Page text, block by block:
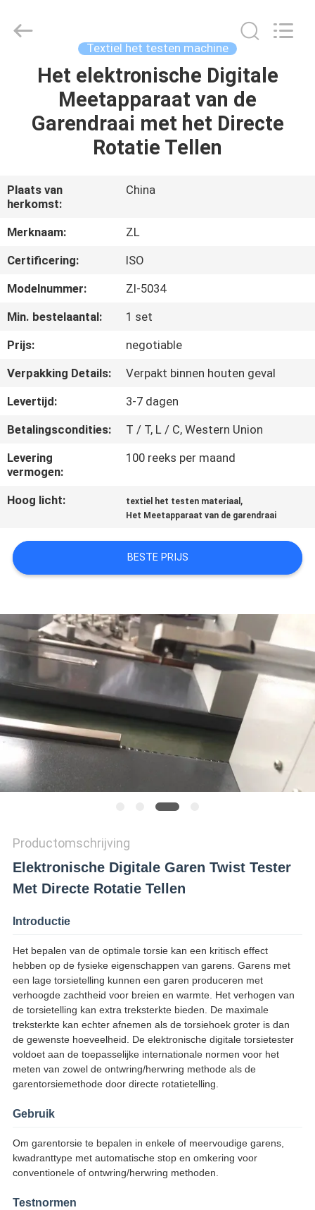
HUIS
PRODUCTEN
ONGEVEER
ONS
FABRIEKSREIS
KWALITEITSCONTROLE
CONTACTEER
ONS
NIEUWS
VERZOEK
OM EEN
VR
SITEMAP
PRIVACY
POLICY
Technology
Textiel het testen machine
Het elektronische Digitale
Meetapparaat van de
Garendraai met het Directe
Rotatie Tellen
Plaats van
herkomst:
China
Merknaam:
ZL
Certificering:
ISO
Modelnummer:
Zl-5034
Min. bestelaantal:
1 set
Prijs:
negotiable
Verpakking Details:
Verpakt binnen houten geval
Levertijd:
3-7 dagen
Betalingscondities:
T / T, L / C, Western Union
Levering
vermogen:
100 reeks per maand
Hoog licht: textiel het testen materiaal ,
Het Meetapparaat van de garendraai
BESTE PRIJS
Productomschrijving
Elektronische Digitale Garen Twist Tester
Met Directe Rotatie Tellen
Introductie
Het bepalen van de optimale torsie kan een kritisch effect
hebben op de fysieke eigenschappen van garens. Garens met
een lage torsietelling kunnen een garen produceren met
verhoogde zachtheid voor breien en warmte. Het verhogen van
de torsietelling kan extra treksterkte bieden. De maximale
treksterkte kan echter afnemen als de torsiehoek groter is dan
de gewenste hoeveelheid. De elektronische digitale torsietester
voldoet aan de toepasselijke internationale normen voor het
meten van zowel de ontwring/herwring methode als de
garentorsiemethode door directe rotatietelling.
Gebruik
Om garentorsie te bepalen in enkele of meervoudige garens,
kwadranttype met automatische stop en omkering voor
conventionele of ontwring/herwring methoden.
Testnormen